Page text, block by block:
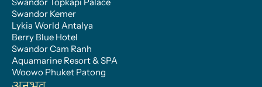
Swandor Kemer
Lykia World Antalya
Berry Blue Hotel
Swandor Cam Ranh
Aquamarine Resort & SPA
Woowo Phuket Patong